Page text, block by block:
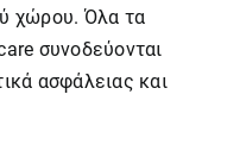
χώρου. Όλα τα
συνοδεύονται
ασφάλειας και